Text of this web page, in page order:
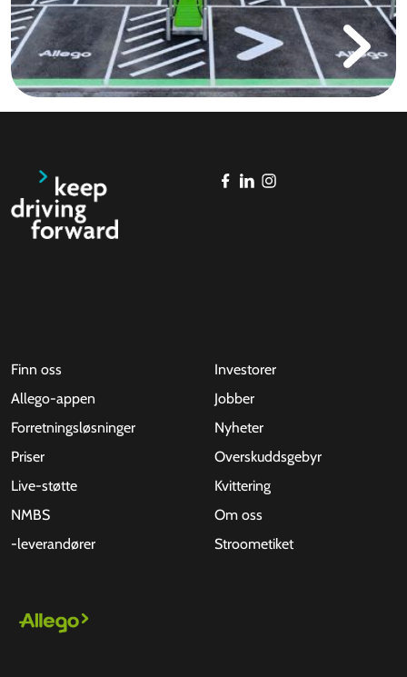
Finn oss
Allego-appen
Forretningsløsninger
Priser
Live-støtte
NMBS
-leverandører
Investorer
Jobber
Nyheter
Overskuddsgebyr
Kvittering
Om oss
Stroometiket